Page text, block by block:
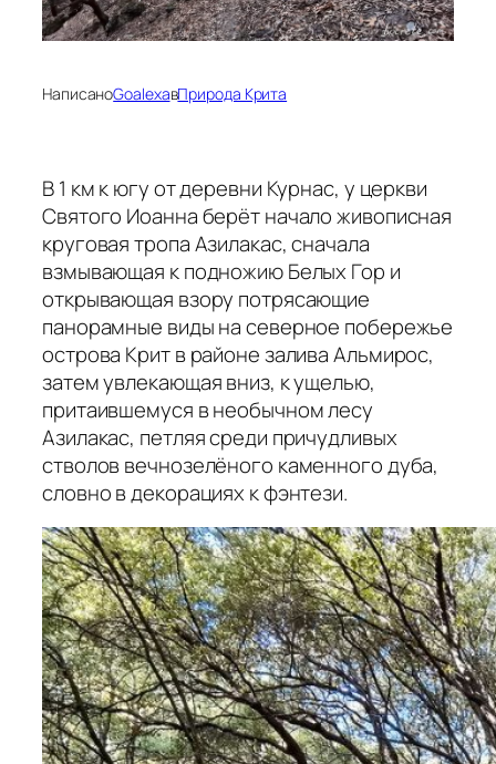
НаписаноGoalexaвПрирода Крита
В 1 км к югу от деревни Курнас, у церкви
Святого Иоанна берёт начало живописная
круговая тропа Азилакас, сначала
взмывающая к подножию Белых Гор и
открывающая взору потрясающие
панорамные виды на северное побережье
острова Крит в районе залива Альмирос,
затем увлекающая вниз, к ущелью,
притаившемуся в необычном лесу
Азилакас, петляя среди причудливых
стволов вечнозелёного каменного дуба,
словно в декорациях к фэнтези.